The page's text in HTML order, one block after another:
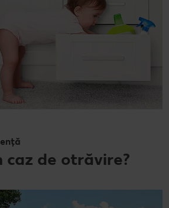
caz de otrăvire?